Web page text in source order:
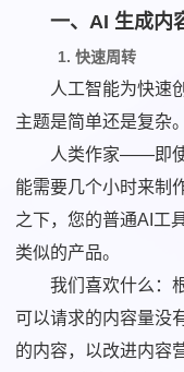
一、AI 生成内
1. 快速周转
人工智能为快速
主题是简单还是复杂。
人类作家——即
能需要几个小时来制
之下，您的普通AI工
类似的产品。
我们喜欢什么：
可以请求的内容量没
的内容，以改进内容